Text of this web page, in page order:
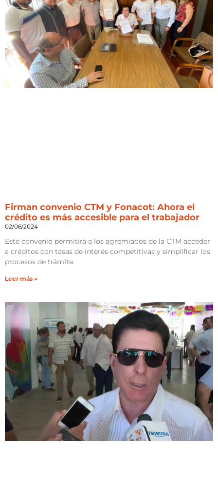
Firman convenio CTM y Fonacot: Ahora el
crédito es más accesible para el trabajador
02/06/2024
Este convenio permitirá a los agremiados de la CTM acceder
a créditos con tasas de interés competitivas y simplificar los
procesos de trámite.
Leer más »